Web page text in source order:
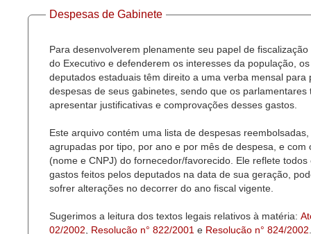
Perguntas frequentes
Despesas de Gabinete
Para desenvolverem plenamente seu papel de fiscalização
do Executivo e defenderem os interesses da população, os
deputados estaduais têm direito a uma verba mensal para
despesas de seus gabinetes, sendo que os parlamentares
apresentar justificativas e comprovações desses gastos.
Este arquivo contém uma lista de despesas reembolsadas,
agrupadas por tipo, por ano e por mês de despesa, e com
(nome e CNPJ) do fornecedor/favorecido. Ele reflete todos
gastos feitos pelos deputados na data de sua geração,
sofrer alterações no decorrer do ano fiscal vigente.
Sugerimos a leitura dos textos legais relativos à matéria:
02/2002
Resolução n° 822/2001 e Resolução n° 824/2002